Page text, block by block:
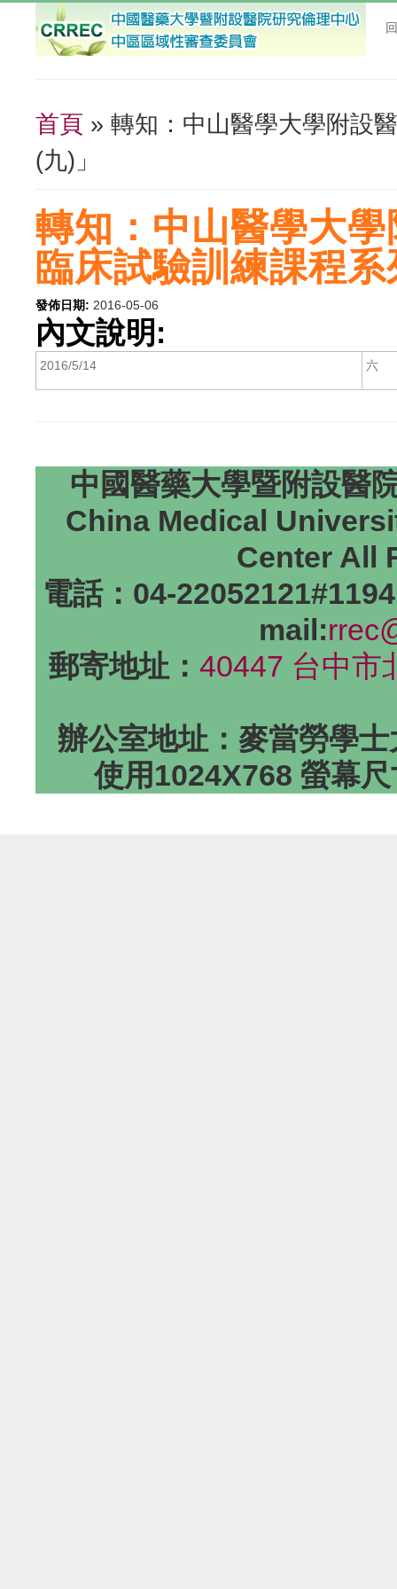
您在這裡
首頁 » 轉知：中山醫學大學附設
(九)」
轉知：中山醫學大
臨床試驗訓練課程
發佈日期: 2016-05-06
內文說明:
2016/5/14 六
中國醫藥大學暨附設醫
China Medical
Center All
電話：04-
mail:
郵寄地址：40447 台中市
辦公室地址：麥當勞學
使用1024X768 螢幕